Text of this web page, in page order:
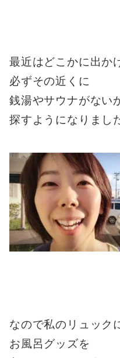
最近はどこかに出か
必ずその近くに
銭湯やサウナがない
探すようになりまし
なので私のリュック
お風呂グッズを